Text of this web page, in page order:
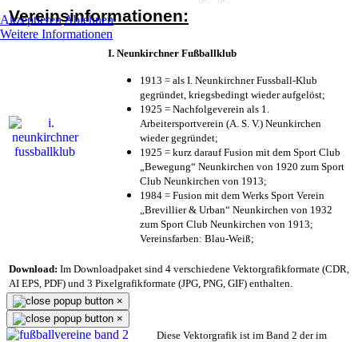
AkzeptierenAblehnen
Weitere Informationen
Vereinsinformationen:
I. Neunkirchner Fußballklub
1913 = als I. Neunkirchner Fussball-Klub
gegründet, kriegsbedingt wieder aufgelöst;
1925 = Nachfolgeverein als 1.
Arbeitersportverein (A. S. V.) Neunkirchen
wieder gegründet;
1925 = kurz darauf Fusion mit dem Sport Club
„Bewegung“ Neunkirchen von 1920 zum Sport
Club Neunkirchen von 1913;
1984 = Fusion mit dem Werks Sport Verein
„Brevillier & Urban“ Neunkirchen von 1932
zum Sport Club Neunkirchen von 1913;
Vereinsfarben: Blau-Weiß;
Download: Im Downloadpaket sind 4 verschiedene Vektorgrafikformate (CDR,
AI EPS, PDF) und 3 Pixelgrafikformate (JPG, PNG, GIF) enthalten.
×
×
Diese Vektorgrafik ist im Band 2 der im